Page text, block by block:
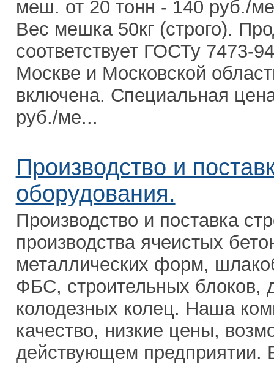
меш. от 20 тонн - 140 руб./
Вес мешка 50кг (строго).
соответствует ГОСТу 7473-
Москве и Московской
включена. Специальная
руб./ме...
Производство и
оборудования.
Производство и поставка
производства ячеистых
металлических форм,
ФБС, строительных блоков,
колодезных колец. Наша
качество, низкие цены,
действующем предприятии.